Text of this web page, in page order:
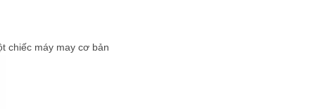
chiếc máy may cơ bản